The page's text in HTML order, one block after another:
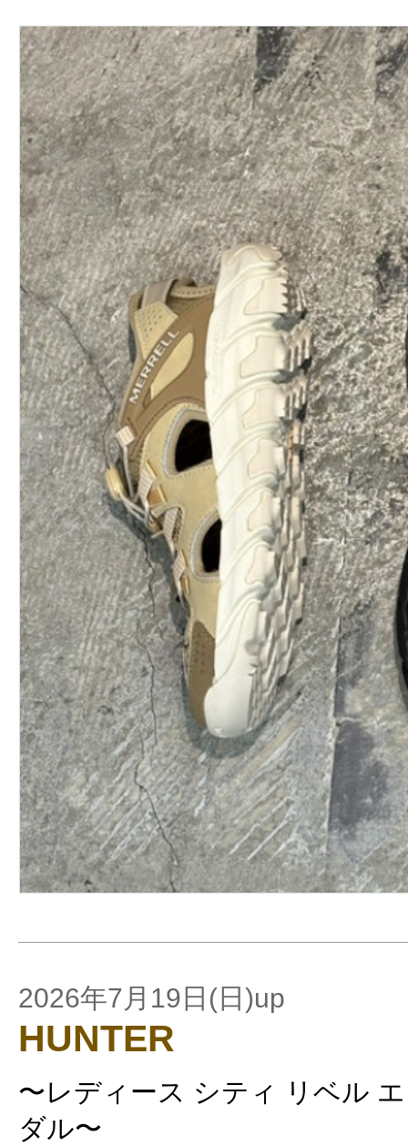
2026年7月19日(日)up
HUNTER
〜レディース シティ リベル
ダル〜